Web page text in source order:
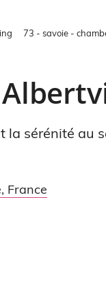
73 - savoie -
la sérénité au
, France